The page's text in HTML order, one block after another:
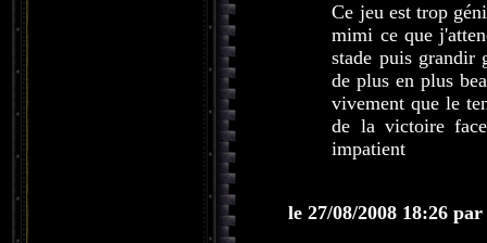
Ce jeu est trop
mimi ce que
stade puis grandir
de plus en plus
vivement que le
de la victoire
impatient
le 27/08/2008 18:26 par